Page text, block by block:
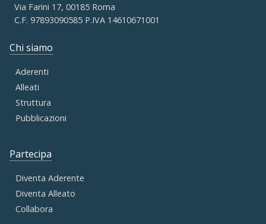
Via Farini 17, 00185 Roma
C.F. 97893090585 P.IVA 14610671001
Chi siamo
Aderenti
Alleati
Struttura
Pubblicazioni
Partecipa
Diventa Aderente
Diventa Alleato
Collabora